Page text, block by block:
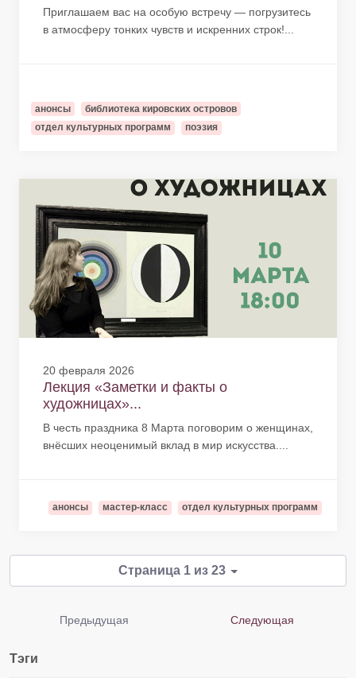
Приглашаем вас на особую встречу — погрузитесь
в атмосферу тонких чувств и искренних строк!...
анонсы
библиотека кировских островов
отдел культурных программ
поэзия
20 февраля 2026
Лекция «Заметки и факты о
художницах»...
В честь праздника 8 Марта поговорим о женщинах,
внёсших неоценимый вклад в мир искусства....
анонсы мастер-класс отдел культурных программ
Страница 1 из 23
Предыдущая Следующая
Тэги